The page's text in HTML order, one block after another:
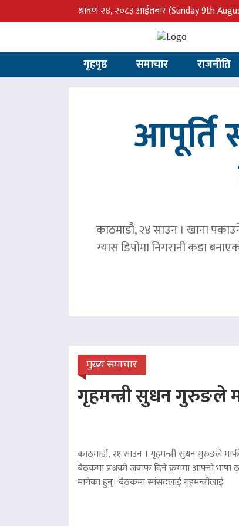
श्रावण २४, २०८३ आईतबार(Sunday 9th
गृहपृष्ठ समाचार राजनीति
आपूर्ति
काठमाडौं, २४ साउन । खाना
ग्यास डिपोमा निगरानी कडा
मुख्य समाचार
गृहमन्त्री सुधन गुरुङले
काठमाडौं, २१ साउन । गृहमन्त्री सुधन गुरुङले
बैठकमा प्रश्नको जवाफ दिने क्रममा आफ्नो भाषा
मागेका हुन्। बैठकमा सांसदलाई गृहमन्त्रीलाई